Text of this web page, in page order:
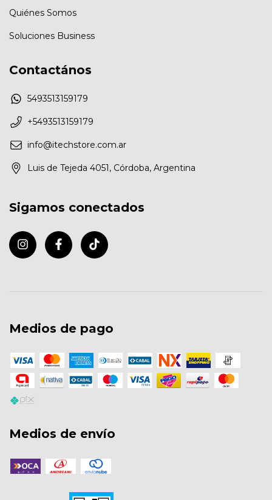
Quiénes Somos
Soluciones Business
Contactános
5493513159179
+5493513159179
info@itechstore.com.ar
Luis de Tejeda 4051, Córdoba, Argentina
Sigamos conectados
Medios de pago
Medios de envío